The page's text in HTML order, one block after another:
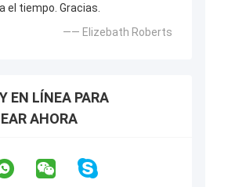
el tiempo. Gracias.
—— Elizebath Roberts
EN LÍNEA PARA
AHORA